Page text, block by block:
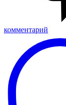
комментарий